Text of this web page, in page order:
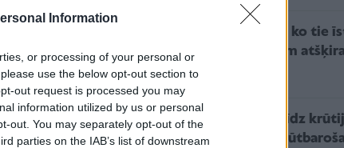
Information
or processing of your personal or
use the below opt-out section to
out request is processed you may
information utilized by us or personal
out. You may separately opt-out of the
parties on the IAB’s list of downstream
Kabači vai cukini? Ar ko tie
atšķiras un vai tiešām
Ceļš no inkubatora līdz
veiksmīgi īstenot